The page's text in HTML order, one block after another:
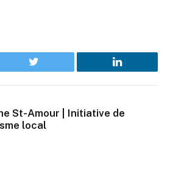
Twitter LinkedIn
St-Amour | Initiative de
local